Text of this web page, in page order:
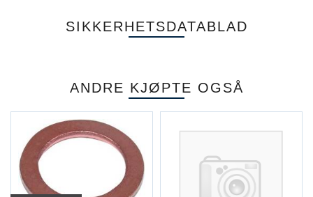
SIKKERHETSDATABLAD
ANDRE KJØPTE OGSÅ